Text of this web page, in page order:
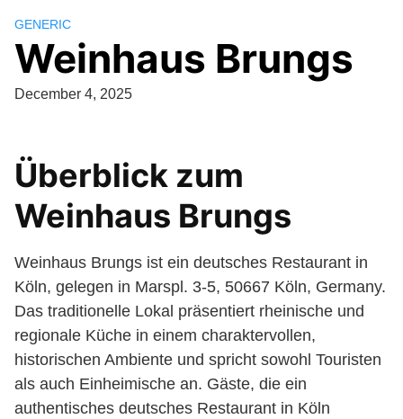
GENERIC
Weinhaus Brungs
December 4, 2025
Überblick zum
Weinhaus Brungs
Weinhaus Brungs ist ein deutsches Restaurant in
Köln, gelegen in Marspl. 3-5, 50667 Köln, Germany.
Das traditionelle Lokal präsentiert rheinische und
regionale Küche in einem charaktervollen,
historischen Ambiente und spricht sowohl Touristen
als auch Einheimische an. Gäste, die ein
authentisches deutsches Restaurant in Köln